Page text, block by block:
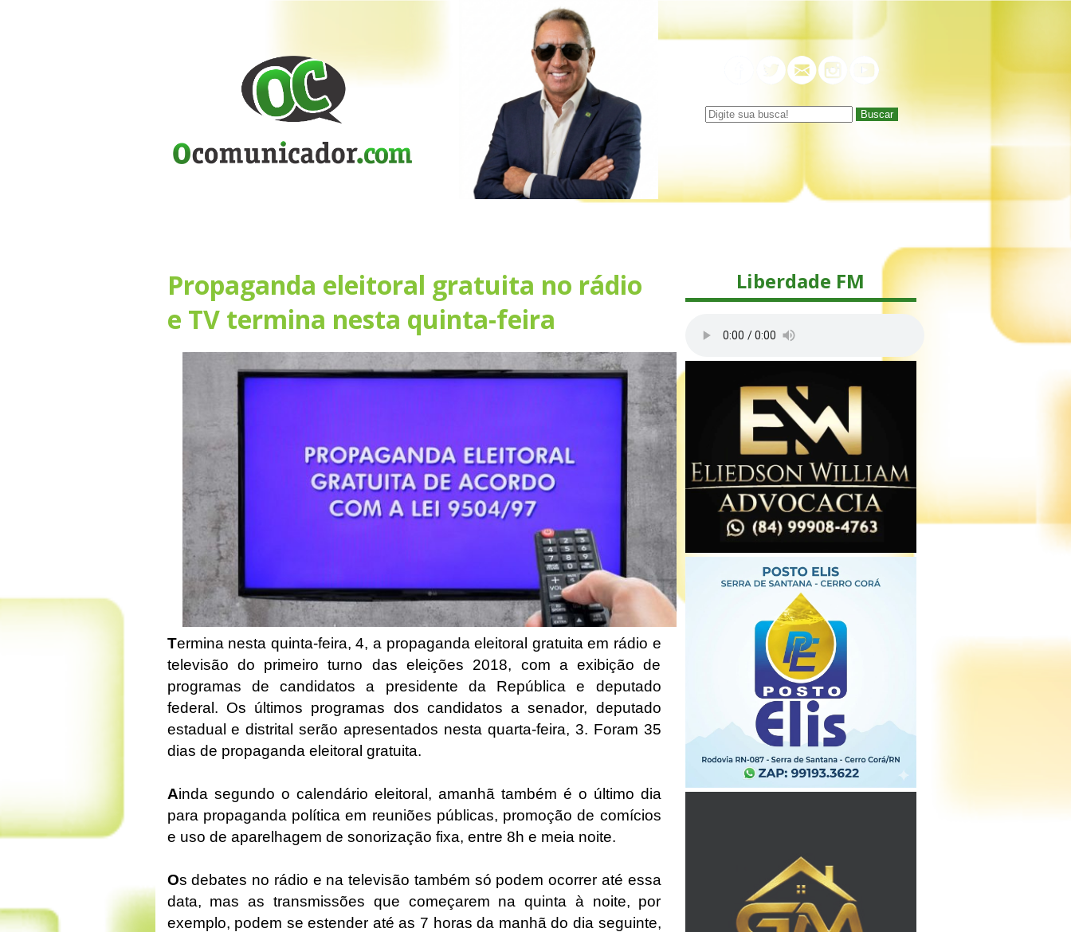
Buscar
Propaganda eleitoral gratuita no rádio
e TV termina nesta quinta-feira
Termina nesta quinta-feira, 4, a propaganda eleitoral gratuita em rádio e
televisão do primeiro turno das eleições 2018, com a exibição de
programas de candidatos a presidente da República e deputado
federal. Os últimos programas dos candidatos a senador, deputado
estadual e distrital serão apresentados nesta quarta-feira, 3. Foram 35
dias de propaganda eleitoral gratuita.
Ainda segundo o calendário eleitoral, amanhã também é o último dia
para propaganda política em reuniões públicas, promoção de comícios
e uso de aparelhagem de sonorização fixa, entre 8h e meia noite.
Os debates no rádio e na televisão também só podem ocorrer até essa
data, mas as transmissões que começarem na quinta à noite, por
exemplo, podem se estender até as 7 horas da manhã do dia seguinte,
Liberdade FM